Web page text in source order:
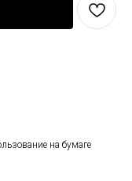
на бумаге